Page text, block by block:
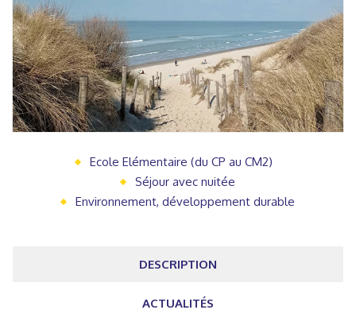
Ecole Elémentaire (du CP au CM2)
Séjour avec nuitée
Environnement, développement durable
DESCRIPTION
ACTUALITÉS